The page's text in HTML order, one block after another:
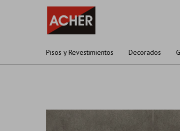
Pisos y Revestimientos Decorados